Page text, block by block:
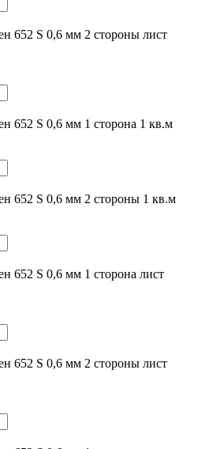
652 S 0,6 мм 2 стороны лист
652 S 0,6 мм 1 сторона 1 кв.м
652 S 0,6 мм 2 стороны 1 кв.м
652 S 0,6 мм 1 сторона лист
652 S 0,6 мм 2 стороны лист